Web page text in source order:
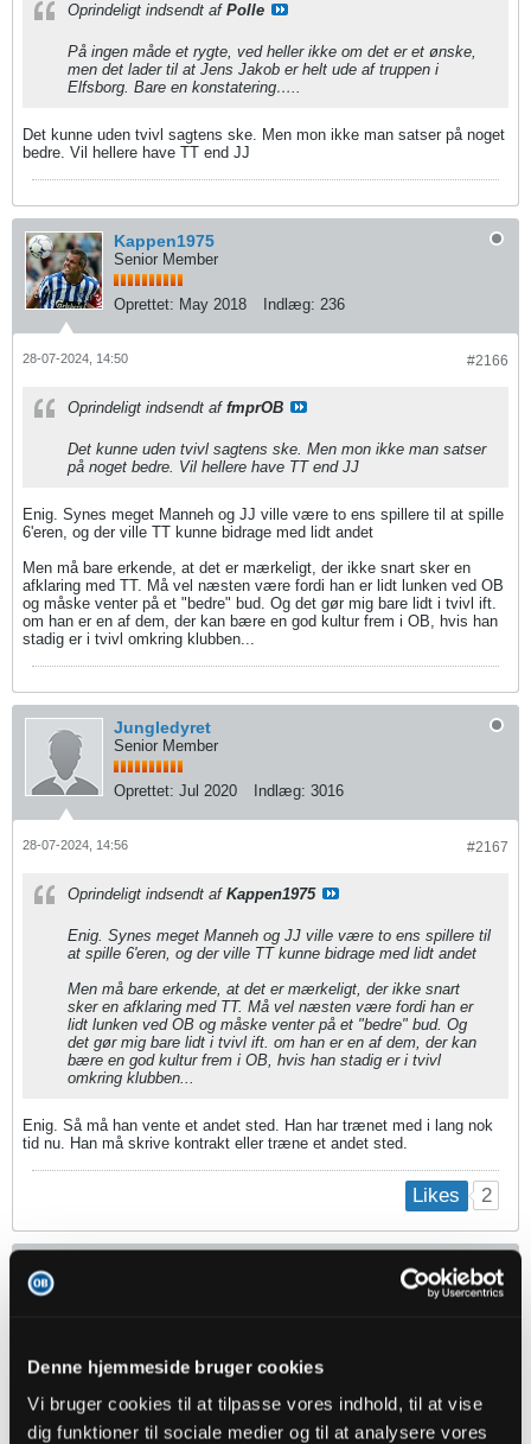
Denne hjemmeside bruger cookies
Vi bruger cookies til at tilpasse vores indhold, til at vise
dig funktioner til sociale medier og til at analysere vores
Oprindeligt indsendt af Polle
På ingen måde et rygte, ved heller ikke om det er et ønske,
men det lader til at Jens Jakob er helt ude af truppen i
Elfsborg. Bare en konstatering…..
Det kunne uden tvivl sagtens ske. Men mon ikke man satser på noget
bedre. Vil hellere have TT end JJ
Kappen1975
Senior Member
Oprettet: May 2018 Indlæg: 236
#2166
28-07-2024, 14:50
Oprindeligt indsendt af fmprOB
Det kunne uden tvivl sagtens ske. Men mon ikke man satser
på noget bedre. Vil hellere have TT end JJ
Enig. Synes meget Manneh og JJ ville være to ens spillere til at spille
6'eren, og der ville TT kunne bidrage med lidt andet
Men må bare erkende, at det er mærkeligt, der ikke snart sker en
afklaring med TT. Må vel næsten være fordi han er lidt lunken ved OB
og måske venter på et "bedre" bud. Og det gør mig bare lidt i tvivl ift.
om han er en af dem, der kan bære en god kultur frem i OB, hvis han
stadig er i tvivl omkring klubben...
Jungledyret
Senior Member
Oprettet: Jul 2020 Indlæg: 3016
#2167
28-07-2024, 14:56
Oprindeligt indsendt af Kappen1975
Enig. Synes meget Manneh og JJ ville være to ens spillere til
at spille 6'eren, og der ville TT kunne bidrage med lidt andet
Men må bare erkende, at det er mærkeligt, der ikke snart
sker en afklaring med TT. Må vel næsten være fordi han er
lidt lunken ved OB og måske venter på et "bedre" bud. Og
det gør mig bare lidt i tvivl ift. om han er en af dem, der kan
bære en god kultur frem i OB, hvis han stadig er i tvivl
omkring klubben...
Enig. Så må han vente et andet sted. Han har trænet med i lang nok
tid nu. Han må skrive kontrakt eller træne et andet sted.
Likes 2
Oprindeligt indsendt af Kappen1975